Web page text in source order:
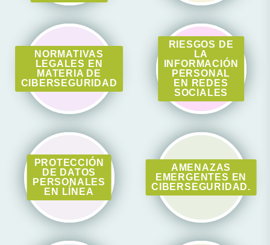
NORMATIVAS
LEGALES EN
MATERIA DE
CIBERSEGURIDAD
RIESGOS DE
LA
INFORMACIÓN
PERSONAL
EN REDES
SOCIALES
PROTECCIÓN
DE DATOS
PERSONALES
EN LÍNEA
AMENAZAS
EMERGENTES EN
CIBERSEGURIDAD.